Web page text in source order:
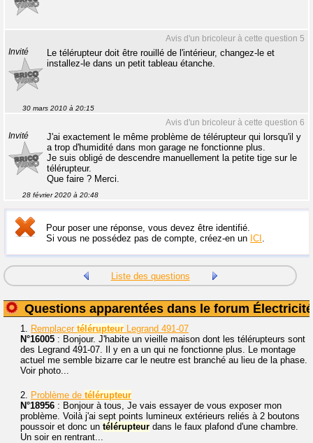
Avis d'un bricoleur à cette question 5
Invité
Le télérupteur doit être rouillé de l'intérieur, changez-le et
installez-le dans un petit tableau étanche.
30 mars 2010 à 20:15
Avis d'un bricoleur à cette question 6
Invité
J'ai exactement le même problème de télérupteur qui lorsqu'il y
a trop d'humidité dans mon garage ne fonctionne plus.
Je suis obligé de descendre manuellement la petite tige sur le
télérupteur.
Que faire ? Merci.
28 février 2020 à 20:48
Pour poser une réponse, vous devez être identifié.
Si vous ne possédez pas de compte, créez-en un ICI .
Liste des questions
Questions apparentées dans le forum Électricité
1. Remplacer télérupteur Legrand 491-07
N°16005 : Bonjour. J'habite un vieille maison dont les télérupteurs sont
des Legrand 491-07. Il y en a un qui ne fonctionne plus. Le montage
actuel me semble bizarre car le neutre est branché au lieu de la phase.
Voir photo...
2. Problème de télérupteur
N°18956 : Bonjour à tous, Je vais essayer de vous exposer mon
problème. Voilà j'ai sept points lumineux extérieurs reliés à 2 boutons
poussoir et donc un télérupteur dans le faux plafond d'une chambre.
Un soir en rentrant...